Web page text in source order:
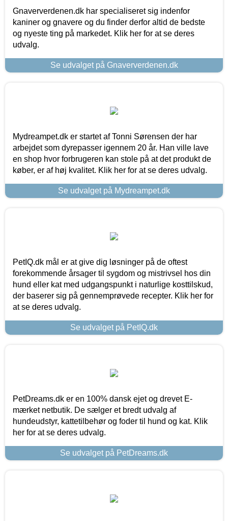
Gnaververdenen.dk har specialiseret sig indenfor
kaniner og gnavere og du finder derfor altid de bedste
og nyeste ting på markedet. Klik her for at se deres
udvalg.
Se udvalget på Gnaververdenen.dk
Mydreampet.dk er startet af Tonni Sørensen der har
arbejdet som dyrepasser igennem 20 år. Han ville lave
en shop hvor forbrugeren kan stole på at det produkt de
køber, er af høj kvalitet. Klik her for at se deres udvalg.
Se udvalget på Mydreampet.dk
PetIQ.dk mål er at give dig løsninger på de oftest
forekommende årsager til sygdom og mistrivsel hos din
hund eller kat med udgangspunkt i naturlige kosttilskud,
der baserer sig på gennemprøvede recepter. Klik her for
at se deres udvalg.
Se udvalget på PetIQ.dk
PetDreams.dk er en 100% dansk ejet og drevet E-
mærket netbutik. De sælger et bredt udvalg af
hundeudstyr, kattetilbehør og foder til hund og kat. Klik
her for at se deres udvalg.
Se udvalget på PetDreams.dk